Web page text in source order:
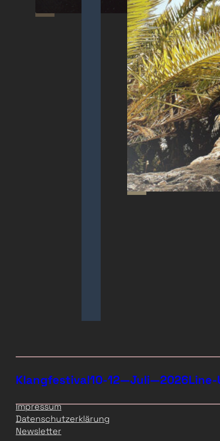
Klangfestival10-12—Juli—2026Line-
Impressum
Datenschutzerklärung
Newsletter